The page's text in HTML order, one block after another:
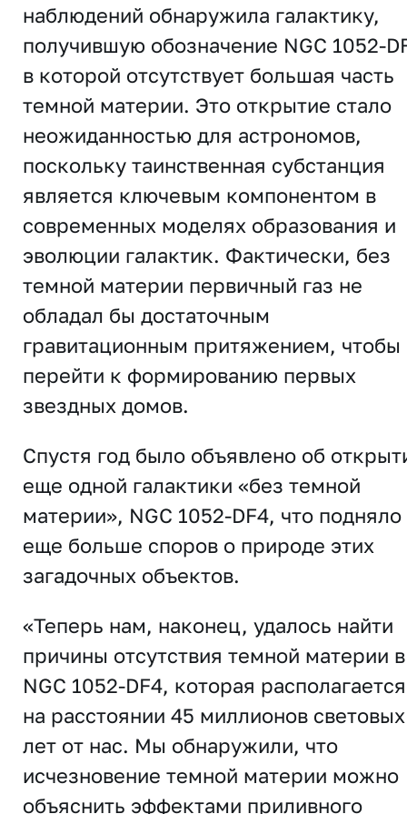
наблюдений обнаружила галактику,
получившую обозначение NGC 1052-
в которой отсутствует большая часть
темной материи. Это открытие стало
неожиданностью для астрономов,
поскольку таинственная субстанция
является ключевым компонентом в
современных моделях образования и
эволюции галактик. Фактически, без
темной материи первичный газ не
обладал бы достаточным
гравитационным притяжением, чтобы
перейти к формированию первых
звездных домов.
Спустя год было объявлено об
еще одной галактики «без темной
материи», NGC 1052-DF4, что подняло
еще больше споров о природе этих
загадочных объектов.
«Теперь нам, наконец, удалось найти
причины отсутствия темной материи в
NGC 1052-DF4, которая располагается
на расстоянии 45 миллионов световых
лет от нас. Мы обнаружили, что
исчезновение темной материи можно
объяснить эффектами приливного